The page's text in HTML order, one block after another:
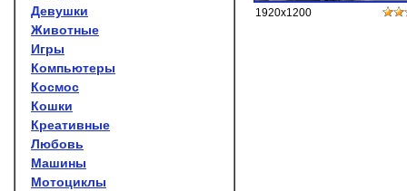
Девушки
Животные
Игры
Компьютеры
Космос
Кошки
Креативные
Любовь
Машины
Мотоциклы
1920x1200